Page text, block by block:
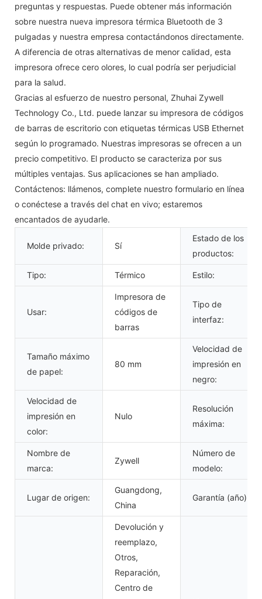
preguntas y respuestas. Puede obtener más información
sobre nuestra nueva impresora térmica Bluetooth de 3
pulgadas y nuestra empresa contactándonos directamente.
A diferencia de otras alternativas de menor calidad, esta
impresora ofrece cero olores, lo cual podría ser perjudicial
para la salud.
Gracias al esfuerzo de nuestro personal, Zhuhai Zywell
Technology Co., Ltd. puede lanzar su impresora de códigos
de barras de escritorio con etiquetas térmicas USB Ethernet
según lo programado. Nuestras impresoras se ofrecen a un
precio competitivo. El producto se caracteriza por sus
múltiples ventajas. Sus aplicaciones se han ampliado.
Contáctenos: llámenos, complete nuestro formulario en línea
o conéctese a través del chat en vivo; estaremos
encantados de ayudarle.
Molde privado: Sí
Estado de los
productos:
Tipo: Térmico Estilo:
Usar:
Impresora de
códigos de
barras
Tipo de
interfaz:
Tamaño máximo
de papel:
80 mm
Velocidad de
impresión en
negro:
Velocidad de
impresión en
color:
Nulo
Resolución
máxima:
Nombre de
marca:
Zywell
Número de
modelo:
Lugar de origen:
Guangdong,
China
Garantía (año):
Devolución y
reemplazo,
Otros,
Reparación,
Centro de